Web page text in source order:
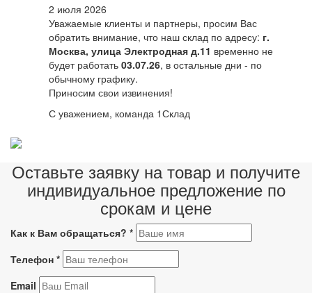
2 июля 2026
Уважаемые клиенты и партнеры, просим Вас
обратить внимание, что наш склад по адресу: г.
Москва, улица Электродная д.11 временно не
будет работать 03.07.26, в остальные дни - по
обычному графику.
Приносим свои извинения!
С уважением, команда 1Склад
Оставьте заявку на товар и получите
индивидуальное предложение по
срокам и цене
Как к Вам обращаться? *
Телефон *
Email